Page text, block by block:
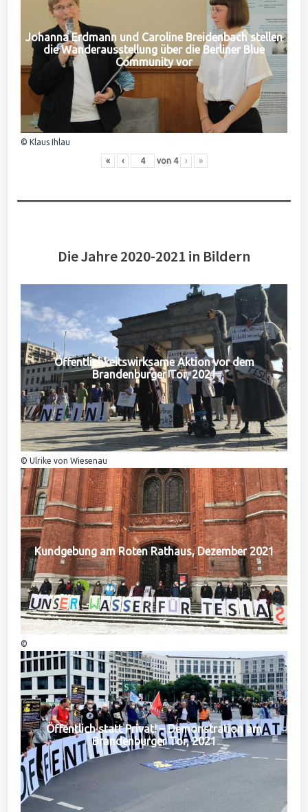
Johanna Erdmann und Caroline Breidenbach stellen
die Wanderausstellung über die Berliner Blue
Community vor
© Klaus Ihlau
« ‹ von 4 › »
Die Jahre 2020-2021 in Bildern
Öffentlichkeitswirksame Aktion vor dem
Brandenburger Tor, 2021
© Ulrike von Wiesenau
Kundgebung am Roten Rathaus, Dezember 2021
©
Öffentlich statt Privat! – Demonstration am
Brandenburger Tor, 2021